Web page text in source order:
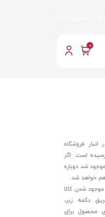
0
فروشگاه
است. اگر
شد دوباره
خواهد شد.
شدن کالا
دکمه زیر،
محصول برای